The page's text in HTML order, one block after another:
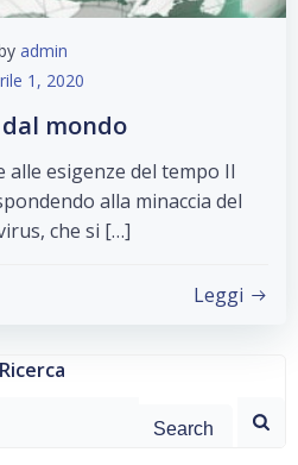
admin
1, 2020
mondo
alle esigenze del tempo Il
alla minaccia del
che si […]
Leggi
Ricerca